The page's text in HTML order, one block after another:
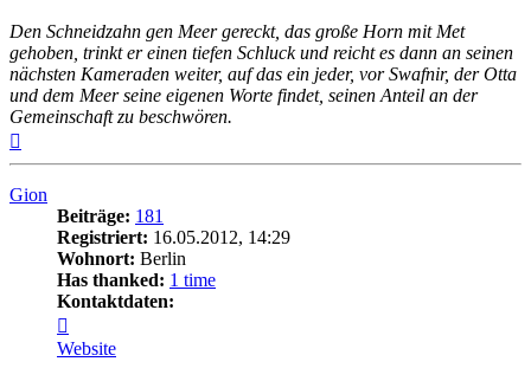
Den Schneidzahn gen Meer gereckt, das große Horn mit Met
gehoben, trinkt er einen tiefen Schluck und reicht es dann an seinen
nächsten Kameraden weiter, auf das ein jeder, vor Swafnir, der Otta
und dem Meer seine eigenen Worte findet, seinen Anteil an der
Gemeinschaft zu beschwören.
Gion
Beiträge: 181
Registriert: 16.05.2012, 14:29
Wohnort: Berlin
Has thanked: 1 time
Kontaktdaten:
von
Gion
Website